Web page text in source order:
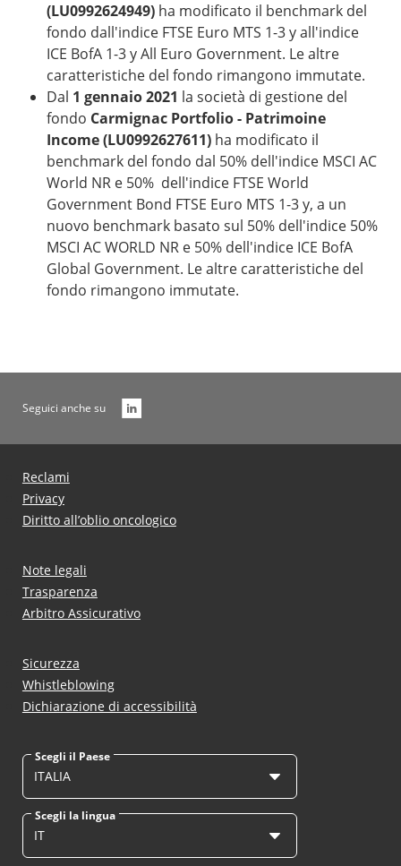
(LU0992624949) ha modificato il benchmark del
fondo dall'indice FTSE Euro MTS 1-3 y all'indice
ICE BofA 1-3 y All Euro Government. Le altre
caratteristiche del fondo rimangono immutate.
Dal 1 gennaio 2021 la società di gestione del
fondo Carmignac Portfolio - Patrimoine
Income (LU0992627611) ha modificato il
benchmark del fondo dal 50% dell'indice MSCI AC
World NR e 50% dell'indice FTSE World
Government Bond FTSE Euro MTS 1-3 y, a un
nuovo benchmark basato sul 50% dell'indice 50%
MSCI AC WORLD NR e 50% dell'indice ICE BofA
Global Government. Le altre caratteristiche del
fondo rimangono immutate.
Seguici anche su
Reclami
Privacy
Diritto all’oblio oncologico
Note legali
Trasparenza
Arbitro Assicurativo
Sicurezza
Whistleblowing
Dichiarazione di accessibilità
Scegli il Paese
ITALIA
Scegli la lingua
IT